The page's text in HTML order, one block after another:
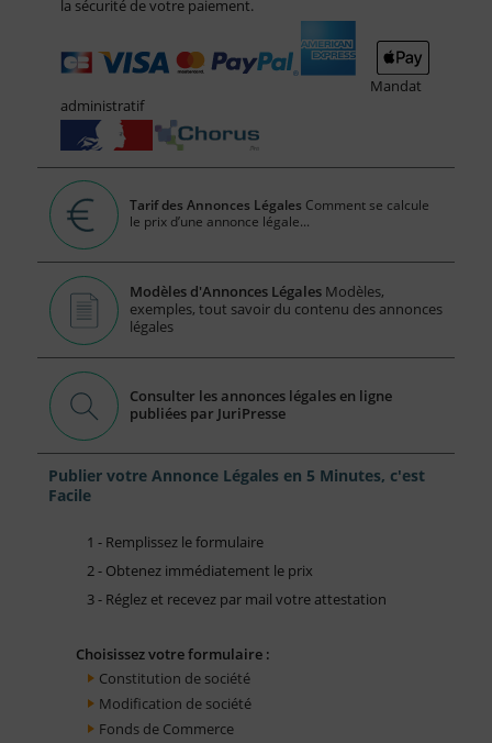
la sécurité de votre paiement.
Mandat
administratif
Tarif des Annonces Légales Comment se calcule
le prix d’une annonce légale...
Modèles d'Annonces Légales Modèles,
exemples, tout savoir du contenu des annonces
légales
Consulter les annonces légales en ligne
publiées par JuriPresse
Publier votre Annonce Légales en 5 Minutes, c'est
Facile
1 - Remplissez le formulaire
2 - Obtenez immédiatement le prix
3 - Réglez et recevez par mail votre attestation
Choisissez votre formulaire :
Constitution de société
Modification de société
Fonds de Commerce